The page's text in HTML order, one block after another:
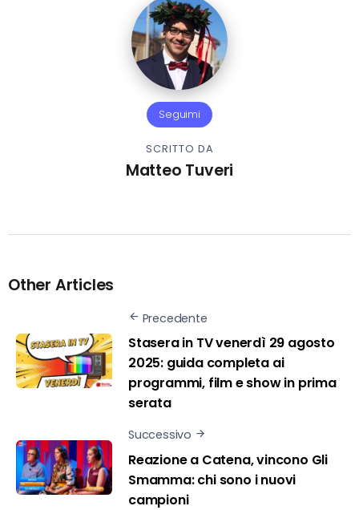
Seguimi
SCRITTO DA
Matteo Tuveri
Other Articles
Precedente
Stasera in TV venerdì 29 agosto
2025: guida completa ai
programmi, film e show in prima
serata
Successivo
Reazione a Catena, vincono Gli
Smamma: chi sono i nuovi
campioni